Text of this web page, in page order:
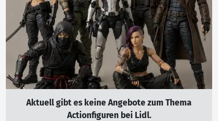
Aktuell gibt es keine Angebote zum Thema
Actionfiguren bei Lidl.